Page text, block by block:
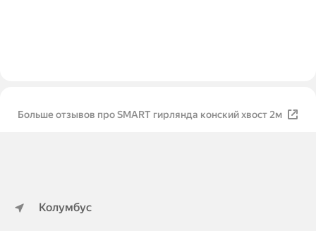
Больше отзывов про SMART гирлянда конский хвост 2м
Колумбус